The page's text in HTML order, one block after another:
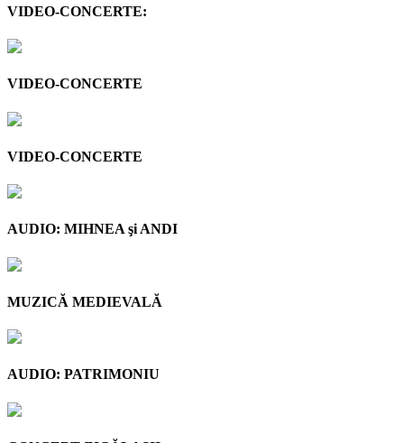
VIDEO-CONCERTE:
VIDEO-CONCERTE
VIDEO-CONCERTE
AUDIO: MIHNEA şi ANDI
MUZICĂ MEDIEVALĂ
AUDIO: PATRIMONIU